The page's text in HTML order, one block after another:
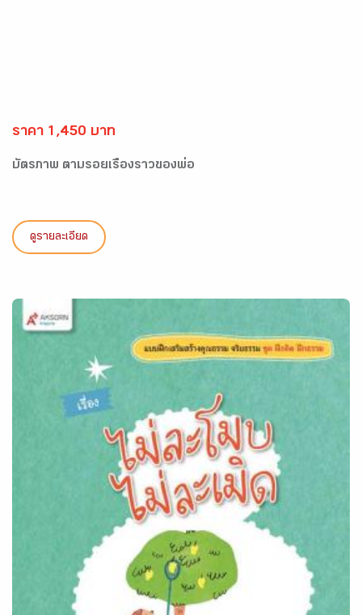
ราคา 1,450 บาท
บัตรภาพ ตามรอยเรื่องราวของพ่อ
ดูรายละเอียด